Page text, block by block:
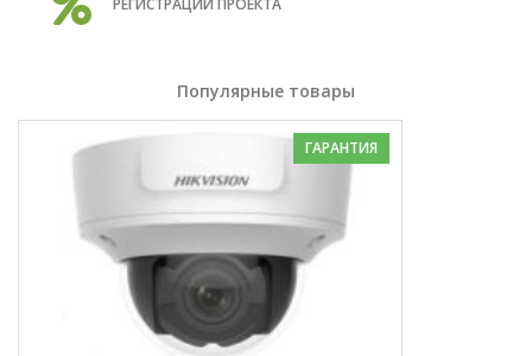
Популярные товары
ГАРАНТИЯ